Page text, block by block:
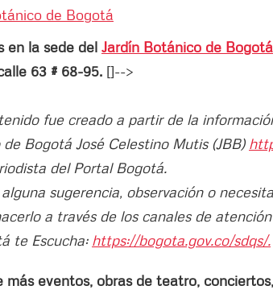
de Bogotá
en la sede del Jardín Botánico de Bogotá
63 # 68-95. []-->
fue creado a partir de la
Bogotá José Celestino Mutis (JBB)
del Portal Bogotá.
sugerencia, observación o
a través de los canales de
te Escucha: https://bogota.gov.co/sdqs/.
más eventos, obras de teatro,